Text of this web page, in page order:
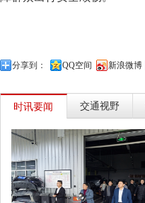
分享到： QQ空间 新浪微博
时讯要闻 交通视野